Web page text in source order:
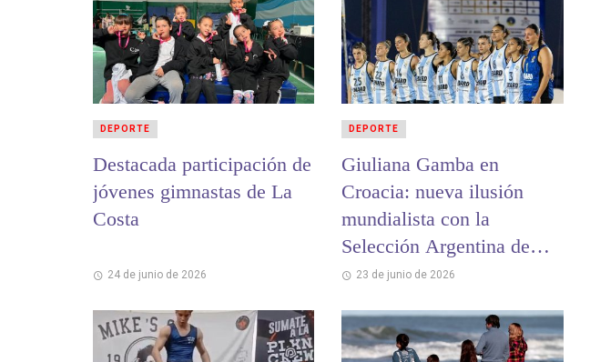
Destacada participación de
jóvenes gimnastas de La
Costa
24 de junio de 2026
DEPORTE
Giuliana Gamba en
Croacia: nueva ilusión
mundialista con la
Selección Argentina de
Beach Handball
23 de junio de 2026
DEPORTE